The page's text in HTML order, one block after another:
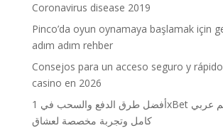
Coronavirus disease 2019
Pinco’da oyun oynamaya başlamak için
adım adım rehber
Consejos para un acceso seguro y
casino en 2026
أفضل طرق الدفع والسحب في 1xBet لعام 2026: دعم عربي
كامل وتجربة مخصصة لعشاق